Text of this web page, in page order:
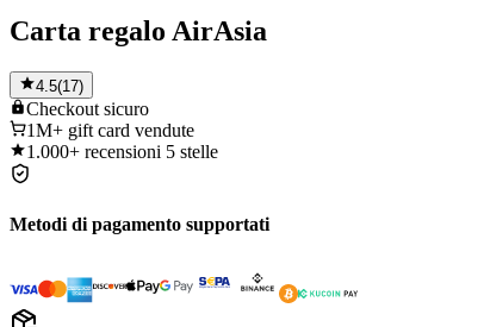
Carta regalo AirAsia
4.5(17)
Checkout sicuro
1M+ gift card vendute
1.000+ recensioni 5 stelle
Metodi di pagamento supportati